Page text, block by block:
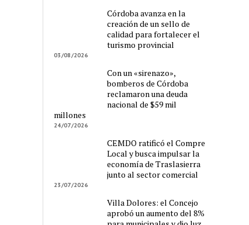
Córdoba avanza en la
creación de un sello de
calidad para fortalecer el
turismo provincial
03/08/2026
Con un «sirenazo»,
bomberos de Córdoba
reclamaron una deuda
nacional de $59 mil
millones
24/07/2026
CEMDO ratificó el Compre
Local y busca impulsar la
economía de Traslasierra
junto al sector comercial
23/07/2026
Villa Dolores: el Concejo
aprobó un aumento del 8%